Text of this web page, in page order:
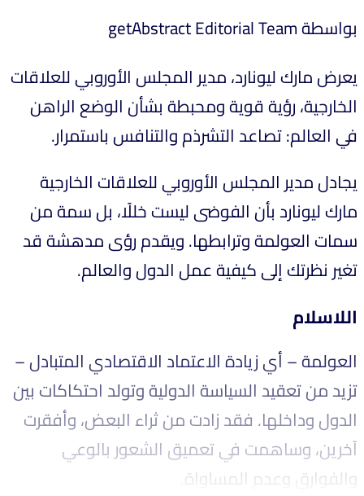
بواسطة getAbstract Editorial Team
يعرض مارك ليونارد، مدير المجلس الأوروبي للعلاقات
الخارجية، رؤية قوية ومحبطة بشأن الوضع الراهن
في العالم: تصاعد التشرذم والتنافس باستمرار.
يجادل مدير المجلس الأوروبي للعلاقات الخارجية
مارك ليونارد بأن الفوضى ليست خللًا، بل سمة من
سمات العولمة وترابطها. ويقدم رؤى مدهشة قد
تغير نظرتك إلى كيفية عمل الدول والعالم.
اللاسلام
العولمة – أي زيادة الاعتماد الاقتصادي المتبادل –
تزيد من تعقيد السياسة الدولية وتولد احتكاكات بين
الدول وداخلها. فقد زادت من ثراء البعض، وأفقرت
آخرين، وساهمت في تعميق الشعور بالوعي
والفوارق وعدم المساواة.